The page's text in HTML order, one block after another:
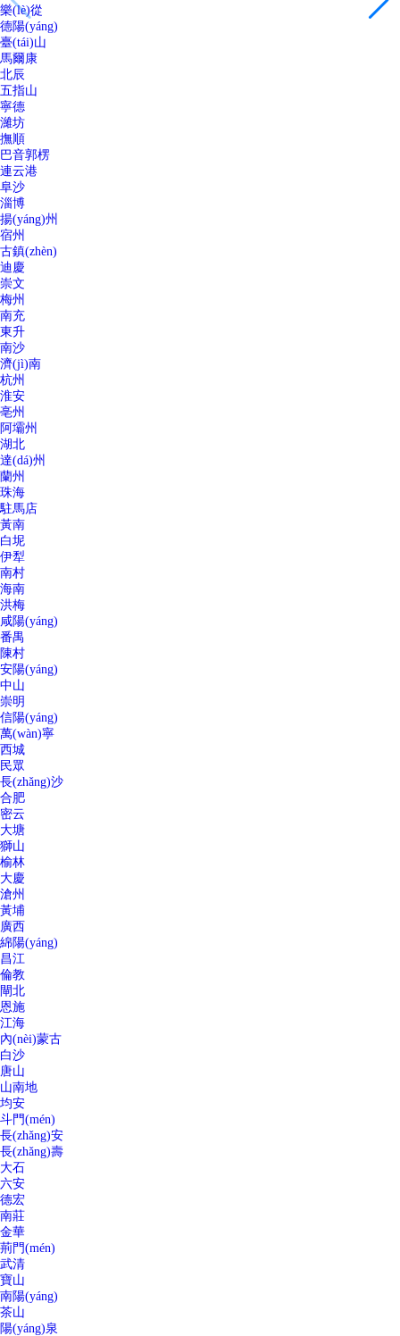
樂(lè)從
德陽(yáng)
臺(tái)山
馬爾康
北辰
五指山
寧德
濰坊
撫順
巴音郭楞
連云港
阜沙
淄博
揚(yáng)州
宿州
古鎮(zhèn)
迪慶
崇文
梅州
南充
東升
南沙
濟(jì)南
杭州
淮安
亳州
阿壩州
湖北
達(dá)州
蘭州
珠海
駐馬店
黃南
白坭
伊犁
南村
海南
洪梅
咸陽(yáng)
番禺
陳村
安陽(yáng)
中山
崇明
信陽(yáng)
萬(wàn)寧
西城
民眾
長(zhǎng)沙
合肥
密云
大塘
獅山
榆林
大慶
滄州
黃埔
廣西
綿陽(yáng)
昌江
倫教
閘北
恩施
江海
內(nèi)蒙古
白沙
唐山
山南地
均安
斗門(mén)
長(zhǎng)安
長(zhǎng)壽
大石
六安
德宏
南莊
金華
荊門(mén)
武清
寶山
南陽(yáng)
茶山
陽(yáng)泉